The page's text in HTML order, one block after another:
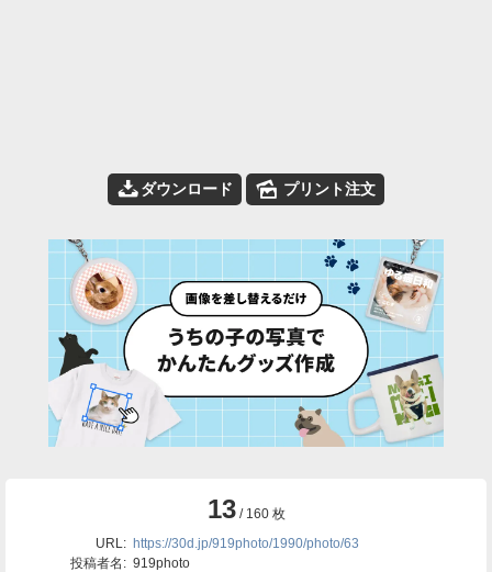
📥ダウンロード 🌄 プリント注文
13 / 160 枚
URL: https://30d.jp/919photo/1990/photo/63
投稿者名: 919photo